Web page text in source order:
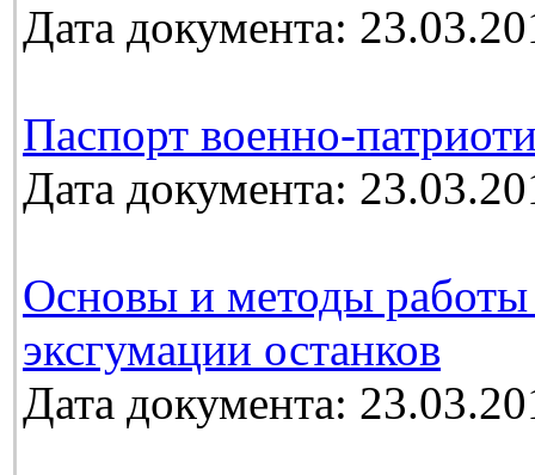
Дата документа:
Паспорт военно-
Дата документа:
Основы и методы
эксгумации останков
Дата документа: